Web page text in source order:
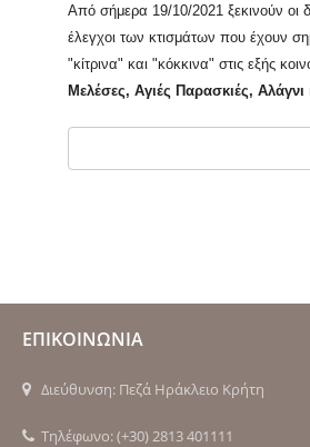
Από σήμερα 19/10/2021 ξεκινούν οι
έλεγχοι των κτισμάτων που έχουν
"κίτρινα" και "κόκκινα" στις εξής
Μελέσες, Αγιές Παρασκιές,
ΕΠΙΚΟΙΝΩΝΙΑ
Διεύθυνση: Πεζά Ηράκλειο Κρήτη
Τηλέφωνο: (+30) 2813 401111